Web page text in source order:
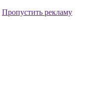
Пропустить рекламу